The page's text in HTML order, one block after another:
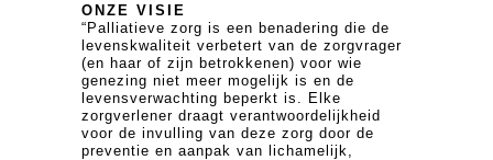
ONZE VISIE
“Palliatieve zorg is een benadering die de
levenskwaliteit verbetert van de zorgvrager
(en haar of zijn betrokkenen) voor wie
genezing niet meer mogelijk is en de
levensverwachting beperkt is. Elke
zorgverlener draagt verantwoordelijkheid
voor de invulling van deze zorg door de
preventie en aanpak van lichamelijk,